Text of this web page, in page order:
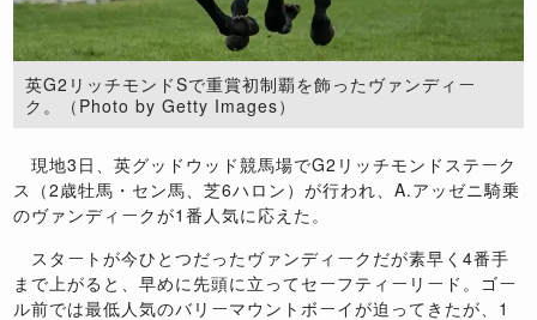
英G2リッチモンドSで重賞初制覇を飾ったヴァンディー
ク。（Photo by Getty Images）
現地3日、英グッドウッド競馬場でG2リッチモンドステーク
ス（2歳牡馬・セン馬、芝6ハロン）が行われ、A.アッゼニ騎乗
のヴァンディークが1番人気に応えた。
スタートが今ひとつだったヴァンディークだが素早く4番手
まで上がると、早めに先頭に立ってセーフティーリード。ゴー
ル前では最低人気のバリーマウントボーイが迫ってきたが、1